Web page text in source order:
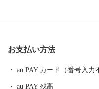
とされています。春には桜
お支払い方法
au PAY カード（番号入力
au PAY 残高